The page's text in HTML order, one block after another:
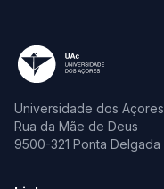
Universidade dos Açores
Rua da Mãe de Deus
9500-321 Ponta Delgada